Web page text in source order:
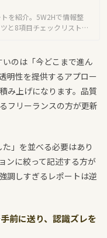
を紹介。5W2Hで情報整
と8項目チェックリストを
のは「今どこまで進ん
明性を提供するアプロー
み上げになります。品質
フリーランスの方が更新
」を並べる必要はあり
ンに絞って記述する方が
調しすぎるレポートは逆
前に送り、認識ズレを